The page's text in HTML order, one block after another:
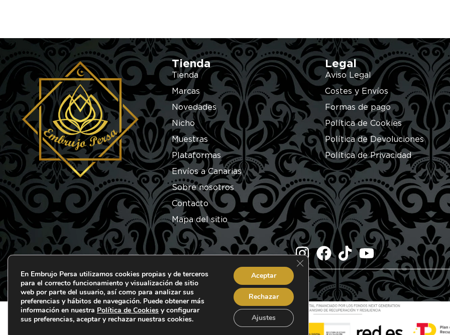
Tienda
Tienda
Marcas
Novedades
Nicho
Muestras
Plataformas
Envíos a Canarias
Sobre nosotros
Contacto
Mapa del sitio
Legal
Aviso Legal
Costes y Envíos
Formas de pago
Política de Cookies
Política de Devoluciones
Política de Privacidad
© 2026 Embrujo Persa. Todos los derechos reservados.
En Embrujo Persa utilizamos cookies propias y de terceros
para el correcto funcionamiento y visualización de sitio
web por parte del usuario, así como para analizar sus
preferencias y hábitos de navegación. Puede obtener más
información en nuestra Política de Cookies y configurar
sus preferencias, aceptar y rechazar nuestras cookies.
Aceptar
Rechazar
Ajustes
Cerrar el banner de cookies RGPD